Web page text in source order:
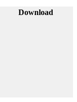
Download